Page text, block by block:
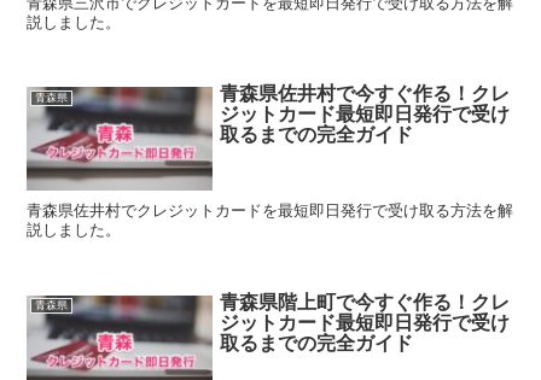
説しました。
青森県
青森県佐井村で今すぐ作る！クレ
ジットカード最短即日発行で受け
取るまでの完全ガイド
青森県佐井村でクレジットカードを最短即日発行で受け取る方法を解
説しました。
青森県
青森県階上町で今すぐ作る！クレ
ジットカード最短即日発行で受け
取るまでの完全ガイド